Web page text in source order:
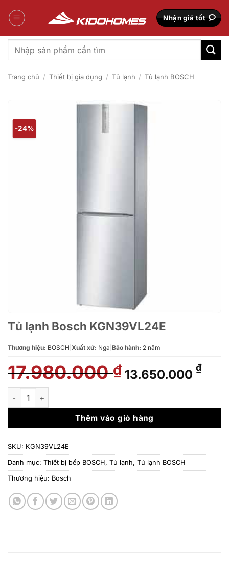
qua
Nhận giá tốt
Tìm
kiếm:
Trang chủ / Thiết bị gia dụng / Tủ lạnh / Tủ lạnh BOSCH
-24%
Tủ lạnh Bosch KGN39VL24E
Thương hiệu: BOSCH Xuất xứ: Nga Bảo hành: 2 năm
17.980.000₫ Giá
gốc
17.980.000 ₫.
13.650.000 ₫Giá
là:
Tủ lạnh Bosch KGN39VL24E số lượng
Thêm vào giỏ hàng
SKU: KGN39VL24E
Danh mục: Thiết bị bếp BOSCH, Tủ lạnh, Tủ lạnh BOSCH
Thương hiệu: Bosch